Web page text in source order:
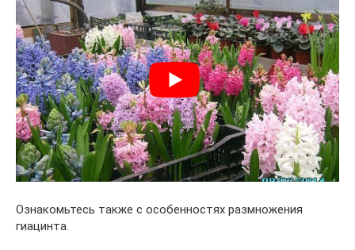
Ознакомьтесь также с особенностях размножения
гиацинта.